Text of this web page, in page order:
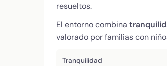
resueltos.
El entorno combina
valorado por familias con
Tranquilidad